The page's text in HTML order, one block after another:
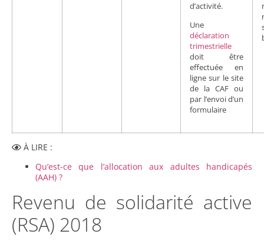
d’activité.
Une
déclaration
trimestrielle
doit être
effectuée en
ligne sur le site
de la CAF ou
par l’envoi d’un
formulaire
À LIRE :
Qu’est-ce que l’allocation aux adultes handicapés
(AAH) ?
Revenu de solidarité active
(RSA) 2018